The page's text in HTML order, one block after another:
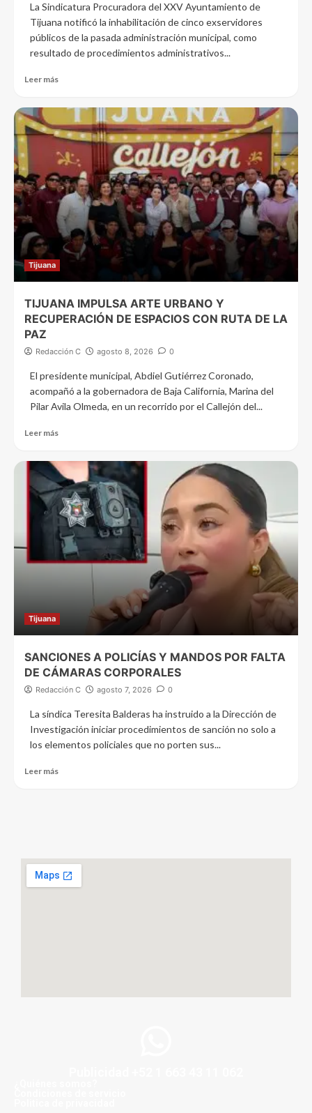
La Sindicatura Procuradora del XXV Ayuntamiento de
Tijuana notificó la inhabilitación de cinco exservidores
públicos de la pasada administración municipal, como
resultado de procedimientos administrativos...
Leer más
Tijuana
TIJUANA IMPULSA ARTE URBANO Y
RECUPERACIÓN DE ESPACIOS CON RUTA DE LA
PAZ
Redacción C agosto 8, 2026 0
El presidente municipal, Abdiel Gutiérrez Coronado,
acompañó a la gobernadora de Baja California, Marina del
Pilar Avila Olmeda, en un recorrido por el Callejón del...
Leer más
Tijuana
SANCIONES A POLICÍAS Y MANDOS POR FALTA
DE CÁMARAS CORPORALES
Redacción C agosto 7, 2026 0
La síndica Teresita Balderas ha instruido a la Dirección de
Investigación iniciar procedimientos de sanción no solo a
los elementos policiales que no porten sus...
Leer más